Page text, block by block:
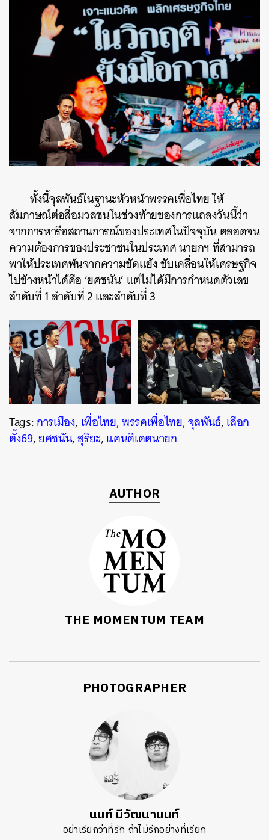
ทั้งนี้จุลพันธ์ในฐานะหัวหน้าพรรคเพื่อไทย ให้
สัมภาษณ์ต่อสื่อมวลชนในช่วงท้ายของการแถลงวันนี้ว่า
จากการหารือสถานการณ์ของประเทศในปัจจุบัน ตลอดจน
ความต้องการของประชาชนในประเทศ นายกฯ ที่สามารถ
พาให้ประเทศพ้นจากความขัดแย้ง ขับเคลื่อนให้เศรษฐกิจ
ไปข้างหน้าได้คือ ‘ยศชนัน’ แต่ไม่ได้มีการกำหนดตัวเลข
ลำดับที่ 1 ลำดับที่ 2 และลำดับที่ 3
Tags:การเมือง, เพื่อไทย,พรรคเพื่อไทย,จุลพันธ์,เลือก
ตั้ง69,ยศชนัน,สุริยะ,แคนดิเดตนายก
AUTHOR
THE MOMENTUM TEAM
PHOTOGRAPHER
นนท์ มีวัฒนานนท์
อย่าเรียกว่าที่รัก ถ้าไม่รักอย่างที่เรียก